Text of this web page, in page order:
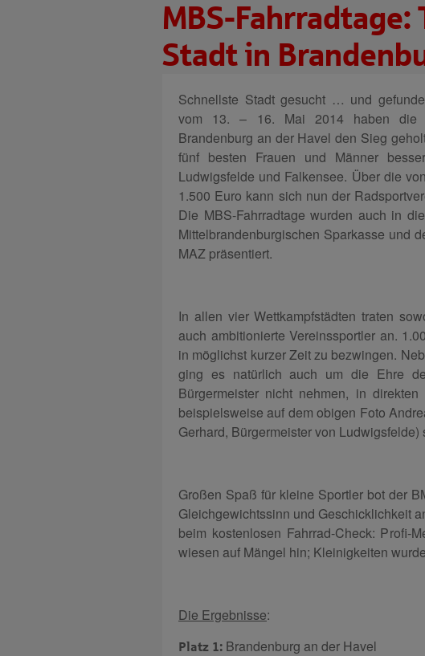
MBS-
Stadt in
Schnellste Stadt gesucht … und
vom 13. – 16. Mai 2014 haben die
Brandenburg an der Havel den Sieg
fünf besten Frauen und Männer
Ludwigsfelde und Falkensee. Über die
1.500 Euro kann sich nun der
Die MBS-Fahrradtage wurden auch in
Mittelbrandenburgischen Sparkasse und
MAZ präsentiert.
In allen vier Wettkampfstädten traten
auch ambitionierte Vereinssportler an.
in möglichst kurzer Zeit zu bezwingen.
ging es natürlich auch um die Ehre
Bürgermeister nicht nehmen, in
beispielsweise auf dem obigen Foto
Gerhard, Bürgermeister von
Großen Spaß für kleine Sportler bot der
Gleichgewichtssinn und Geschicklichkeit
beim kostenlosen Fahrrad-Check: Profi-
wiesen auf Mängel hin; Kleinigkeiten
Die Ergebnisse:
Platz 1: Brandenburg an der Havel